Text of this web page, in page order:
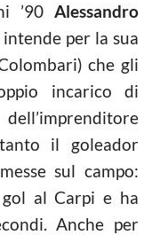
’90 Alessandro
intende per la sua
che gli
incarico di
il goleador
sul campo:
al Carpi e ha
Anche per